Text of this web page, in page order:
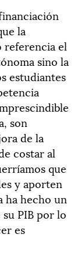
la
referencia el
sino la
estudiantes
son
de la
costar al
que
y aporten
ha hecho un
su PIB por lo
es